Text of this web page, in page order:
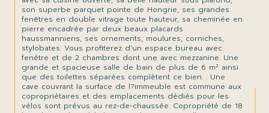
son superbe parquet pointe de Hongrie, ses grandes
fenêtres en double vitrage toute hauteur, sa cheminée en
pierre encadrée par deux beaux placards
haussmanniens, ses ornements, moulures, corniches,
stylobates. Vous profiterez d'un espace bureau avec
fenêtre et de 2 chambres dont une avec mezzanine. Une
grande et spacieuse salle de bain de plus de 6 m² ainsi
que des toilettes séparées complètent ce bien. . Une
cave couvrant la surface de l?immeuble est commune aux
copropriétaires et des emplacements dédiés pour les
vélos sont prévus au rez-de-chaussée. Copropriété de 18